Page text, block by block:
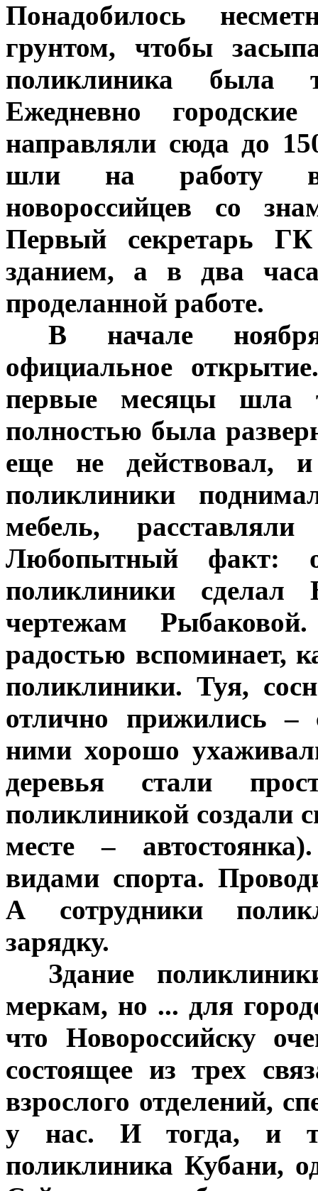
Понадобилось
грунтом, чтобы
поликлиника была
Ежедневно
направляли сюда до
шли на работу в
новороссийцев со
Первый секретарь
зданием, а в два
проделанной работе.
В начале
официальное
первые месяцы шла
полностью была
еще не действовал,
поликлиники
мебель,
Любопытный факт:
поликлиники сделал
чертежам
радостью вспоминает,
поликлиники. Туя,
отлично прижились –
ними хорошо
деревья стали
поликлиникой создали
месте –
видами спорта.
А сотрудники
зарядку.
Здание
меркам, но ... для
что Новороссийску
состоящее из трех
взрослого отделений,
у нас. И тогда, и
поликлиника Кубани,